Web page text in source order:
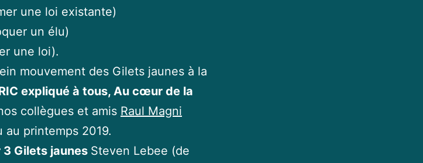
une loi existante)
un élu)
une loi).
mouvement des Gilets jaunes à la
expliqué à tous, Au cœur de la
collègues et amis Raul Magni
au printemps 2019.
Gilets jaunes Steven Lebee (de